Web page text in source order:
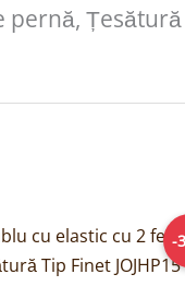
Țesătură
-
Prețul
a
Prețul
este: